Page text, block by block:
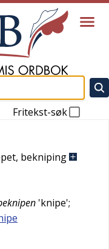
Fritekst-søk
, bekniping
'knipe';